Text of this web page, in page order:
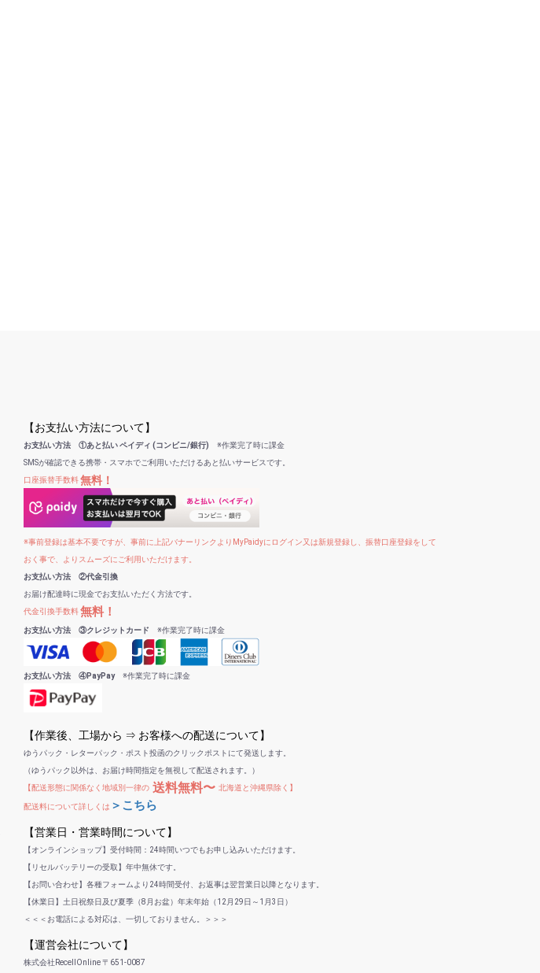
【お支払い方法について】
お支払い方法 ①あと払い ペイディ (コンビニ/銀行) ※作業完了時に課金
SMSが確認できる携帯・スマホでご利用いただけるあと払いサービスです。
口座振替手数料無料！
※事前登録は基本不要ですが、事前に上記バナーリンクよりMyPaidyにログイン又は新規登録し、振替口座登録をして
おく事で、よりスムーズにご利用いただけます。
お支払い方法 ②代金引換
お届け配達時に現金でお支払いただく方法です。
代金引換手数料無料！
お支払い方法 ③クレジットカード ※作業完了時に課金
お支払い方法 ④PayPay※作業完了時に課金
【作業後、工場から ⇒ お客様への配送について】
ゆうパック・レターパック・ポスト投函のクリックポストにて発送します。
（ゆうパック以外は、お届け時間指定を無視して配送されます。）
【配送形態に関係なく地域別一律の 送料無料〜 北海道と沖縄県除く】
配送料について詳しくは ＞こちら
【営業日・営業時間について】
【オンラインショップ】受付時間：24時間いつでもお申し込みいただけます。
【リセルバッテリーの受取】年中無休です。
【お問い合わせ】各種フォームより24時間受付、お返事は翌営業日以降となります。
【休業日】土日祝祭日及び夏季（8月お盆）年末年始（12月29日～1月3日）
＜＜＜お電話による対応は、一切しておりません。＞＞＞
【運営会社について】
株式会社RecellOnline 〒651-0087